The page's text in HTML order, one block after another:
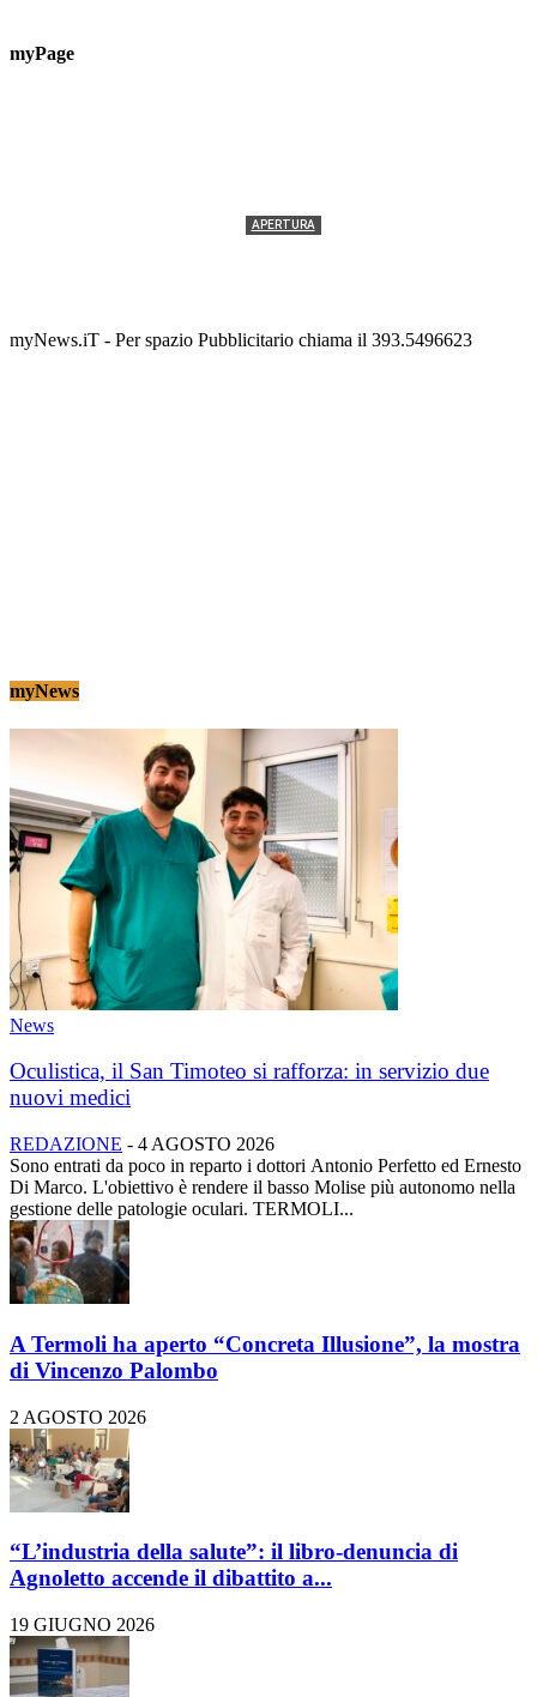
myPage
APERTURA
myNews.iT - Per spazio Pubblicitario chiama il 393.5496623
myNews
News
Oculistica, il San Timoteo si rafforza: in servizio due
nuovi medici
REDAZIONE - 4 AGOSTO 2026
Sono entrati da poco in reparto i dottori Antonio Perfetto ed Ernesto
Di Marco. L'obiettivo è rendere il basso Molise più autonomo nella
gestione delle patologie oculari. TERMOLI...
A Termoli ha aperto “Concreta Illusione”, la mostra
di Vincenzo Palombo
2 AGOSTO 2026
“L’industria della salute”: il libro-denuncia di
Agnoletto accende il dibattito a...
19 GIUGNO 2026